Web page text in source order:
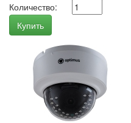
Количество:
Купить